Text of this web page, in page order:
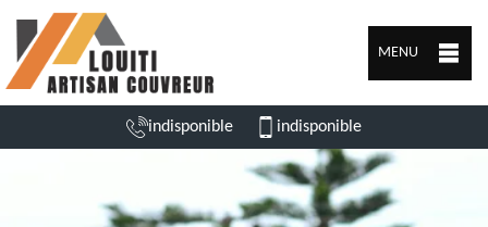
MENU
indisponible indisponible